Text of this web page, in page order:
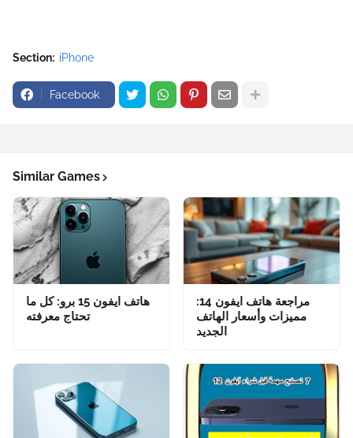
Section: iPhone
Facebook
Similar Games
هاتف ايفون 15 برو: كل ما
تحتاج معرفته
مراجعة هاتف ايفون 14:
مميزات وأسعار الهاتف
الجديد